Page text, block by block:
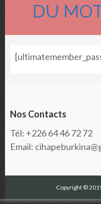
DU
Nos Contacts
Tél: +226 64 46 72 72
Email:
Copyright ©